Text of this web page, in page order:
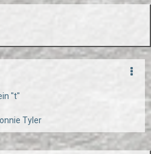
"t"
Tyler